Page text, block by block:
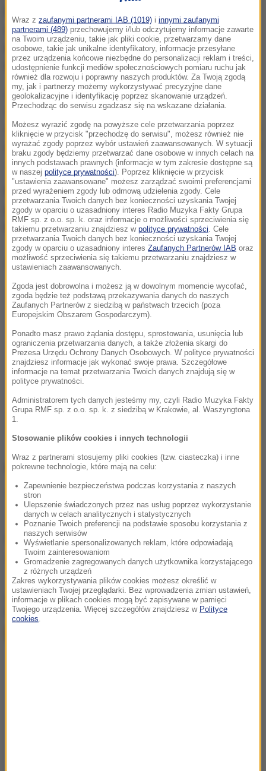
skarżyskiej policji, poinformował, żedo zdarzenia
doszło na szlaku kolejowym Skarżysko -
Suchedniów.
Ze wstępnych ustaleń policji wynika, że mężczyzna
stał przy prawej stronie torowiska, nie reagował na
sygnały dźwiękowe, wszedł na torowisko i tak doszło
do potrącenia. W wyniku poniesionych obrażeń zmarł
- przekazał podkom. Gwóźdź.
Na miejscu pracują policjanci pod nadzorem
prokuratora. Trwa ustalanie tożsamości mężczyzny.
Maszynista prowadzący skład był trzeźwy.
Dalsza część artykułu pod materiałem video:
ZOBACZ RÓWNIEŻ:
Małopolska: Pociąg śmiertelnie potrącił 17-latka
Źródło: PAP
Tagi:PociągSkarżysko-Kamienna
chcesz widzieć więcej artykułów od RMF24?dodaj w
Google
Wraz z zaufanymi partnerami IAB (1019) i innymi zaufanymi
partnerami (489) przechowujemy i/lub odczytujemy informacje zawarte
na Twoim urządzeniu, takie jak pliki cookie, przetwarzamy dane
osobowe, takie jak unikalne identyfikatory, informacje przesyłane
przez urządzenia końcowe niezbędne do personalizacji reklam i treści,
udostępnienie funkcji mediów społecznościowych pomiaru ruchu jak
również dla rozwoju i poprawny naszych produktów. Za Twoją zgodą
my, jak i partnerzy możemy wykorzystywać precyzyjne dane
geolokalizacyjne i identyfikację poprzez skanowanie urządzeń.
Przechodząc do serwisu zgadzasz się na wskazane działania.
Możesz wyrazić zgodę na powyższe cele przetwarzania poprzez
kliknięcie w przycisk "przechodzę do serwisu", możesz również nie
wyrażać zgody poprzez wybór ustawień zaawansowanych. W sytuacji
braku zgody będziemy przetwarzać dane osobowe w innych celach na
innych podstawach prawnych (informacje w tym zakresie dostępne są
w naszej polityce prywatności). Poprzez kliknięcie w przycisk
"ustawienia zaawansowane" możesz zarządzać swoimi preferencjami
przed wyrażeniem zgody lub odmową udzielenia zgody. Cele
przetwarzania Twoich danych bez konieczności uzyskania Twojej
zgody w oparciu o uzasadniony interes Radio Muzyka Fakty Grupa
RMF sp. z o.o. sp. k. oraz informacje o możliwości sprzeciwienia się
takiemu przetwarzaniu znajdziesz w polityce prywatności . Cele
przetwarzania Twoich danych bez konieczności uzyskania Twojej
zgody w oparciu o uzasadniony interes Zaufanych Partnerów IAB oraz
możliwość sprzeciwienia się takiemu przetwarzaniu znajdziesz w
ustawieniach zaawansowanych.
Zgoda jest dobrowolna i możesz ją w dowolnym momencie wycofać,
zgoda będzie też podstawą przekazywania danych do naszych
Zaufanych Partnerów z siedzibą w państwach trzecich (poza
Europejskim Obszarem Gospodarczym).
Ponadto masz prawo żądania dostępu, sprostowania, usunięcia lub
ograniczenia przetwarzania danych, a także złożenia skargi do
Prezesa Urzędu Ochrony Danych Osobowych. W polityce prywatności
znajdziesz informacje jak wykonać swoje prawa. Szczegółowe
informacje na temat przetwarzania Twoich danych znajdują się w
polityce prywatności.
Administratorem tych danych jesteśmy my, czyli Radio Muzyka Fakty
Grupa RMF sp. z o.o. sp. k. z siedzibą w Krakowie, al. Waszyngtona
1.
Stosowanie plików cookies i innych technologii
Wraz z partnerami stosujemy pliki cookies (tzw. ciasteczka) i inne
pokrewne technologie, które mają na celu:
Zapewnienie bezpieczeństwa podczas korzystania z naszych
stron
Ulepszenie świadczonych przez nas usług poprzez wykorzystanie
danych w celach analitycznych i statystycznych
Poznanie Twoich preferencji na podstawie sposobu korzystania z
naszych serwisów
Wyświetlanie spersonalizowanych reklam, które odpowiadają
Twoim zainteresowaniom
Gromadzenie zagregowanych danych użytkownika korzystającego
z różnych urządzeń
Zakres wykorzystywania plików cookies możesz określić w
ustawieniach Twojej przeglądarki. Bez wprowadzenia zmian ustawień,
informacje w plikach cookies mogą być zapisywane w pamięci
Twojego urządzenia. Więcej szczegółów znajdziesz w Polityce
cookies